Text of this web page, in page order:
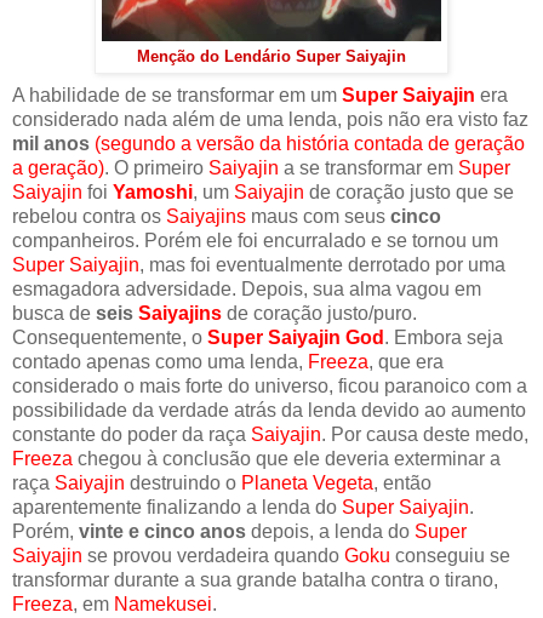
Menção do Lendário Super Saiyajin
A habilidade de se transformar em um Super Saiyajin era
considerado nada além de uma lenda, pois não era visto faz
mil anos (segundo a versão da história contada de geração
a geração). O primeiro Saiyajin a se transformar em Super
Saiyajin foi Yamoshi, um Saiyajin de coração justo que se
rebelou contra os Saiyajins maus com seus cinco
companheiros. Porém ele foi encurralado e se tornou um
Super Saiyajin, mas foi eventualmente derrotado por uma
esmagadora adversidade. Depois, sua alma vagou em
busca de seis Saiyajins de coração justo/puro.
Consequentemente, o Super Saiyajin God . Embora seja
contado apenas como uma lenda, Freeza, que era
considerado o mais forte do universo, ficou paranoico com a
possibilidade da verdade atrás da lenda devido ao aumento
constante do poder da raça Saiyajin. Por causa deste medo,
Freeza chegou à conclusão que ele deveria exterminar a
raça Saiyajin destruindo o Planeta Vegeta, então
aparentemente finalizando a lenda do Super Saiyajin.
Porém, vinte e cinco anos depois, a lenda do Super
Saiyajin se provou verdadeira quando Goku conseguiu se
transformar durante a sua grande batalha contra o tirano,
Freeza, em Namekusei.